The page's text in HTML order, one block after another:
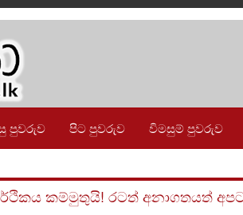
පුවරුව පිට පුවරුව විමසුම් පුවරුව
කම්මුතුයි! රටත් අනාගතයත්